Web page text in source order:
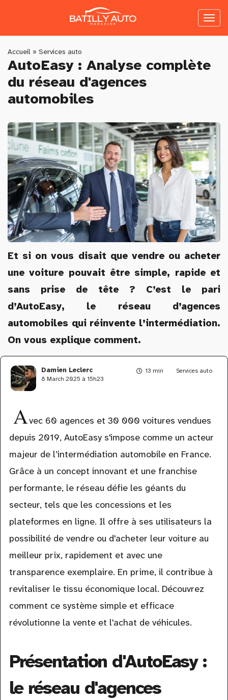
content
You
are
here
Accueil » Services auto
AutoEasy : Analyse complète
du réseau d'agences
automobiles
Et si on vous disait que vendre ou acheter
une voiture pouvait être simple, rapide et
sans prise de tête ? C’est le pari
d’AutoEasy, le réseau d’agences
automobiles qui réinvente l’intermédiation.
On vous explique comment.
13 min Services auto
Damien Leclerc
8 March 2025 à 15h23
Avec 60 agences et 30 000 voitures vendues
depuis 2019, AutoEasy s'impose comme un acteur
majeur de l’intermédiation automobile en France.
Grâce à un concept innovant et une franchise
performante, le réseau défie les géants du
secteur, tels que les concessions et les
plateformes en ligne. Il offre à ses utilisateurs la
possibilité de vendre ou d'acheter leur voiture au
meilleur prix, rapidement et avec une
transparence exemplaire. En prime, il contribue à
revitaliser le tissu économique local. Découvrez
comment ce système simple et efficace
révolutionne la vente et l'achat de véhicules.
Présentation d'AutoEasy :
le réseau d'agences